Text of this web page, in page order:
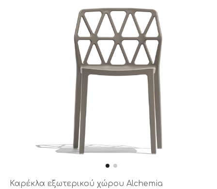
Καρέκλα εξωτερικού χώρου Alchemia